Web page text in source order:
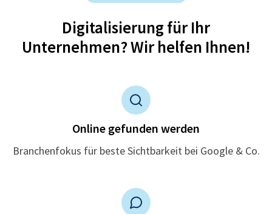
Digitalisierung für Ihr
Unternehmen? Wir helfen Ihnen!
Online gefunden werden
Branchenfokus für beste Sichtbarkeit bei Google & Co.